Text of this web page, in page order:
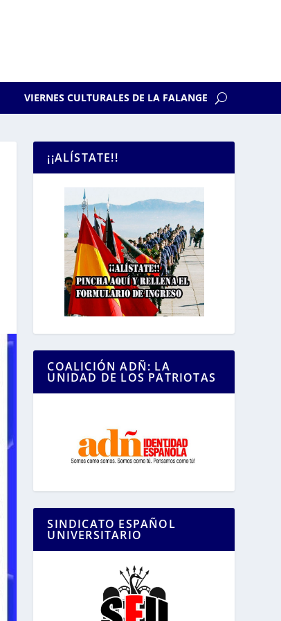
VIERNES CULTURALES DE LA FALANGE
¡¡ALÍSTATE!!
COALICIÓN ADÑ: LA
UNIDAD DE LOS PATRIOTAS
SINDICATO ESPAÑOL
UNIVERSITARIO